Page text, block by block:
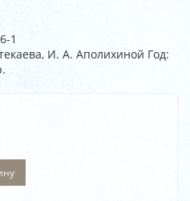
1
И. А. Аполихиной Год: